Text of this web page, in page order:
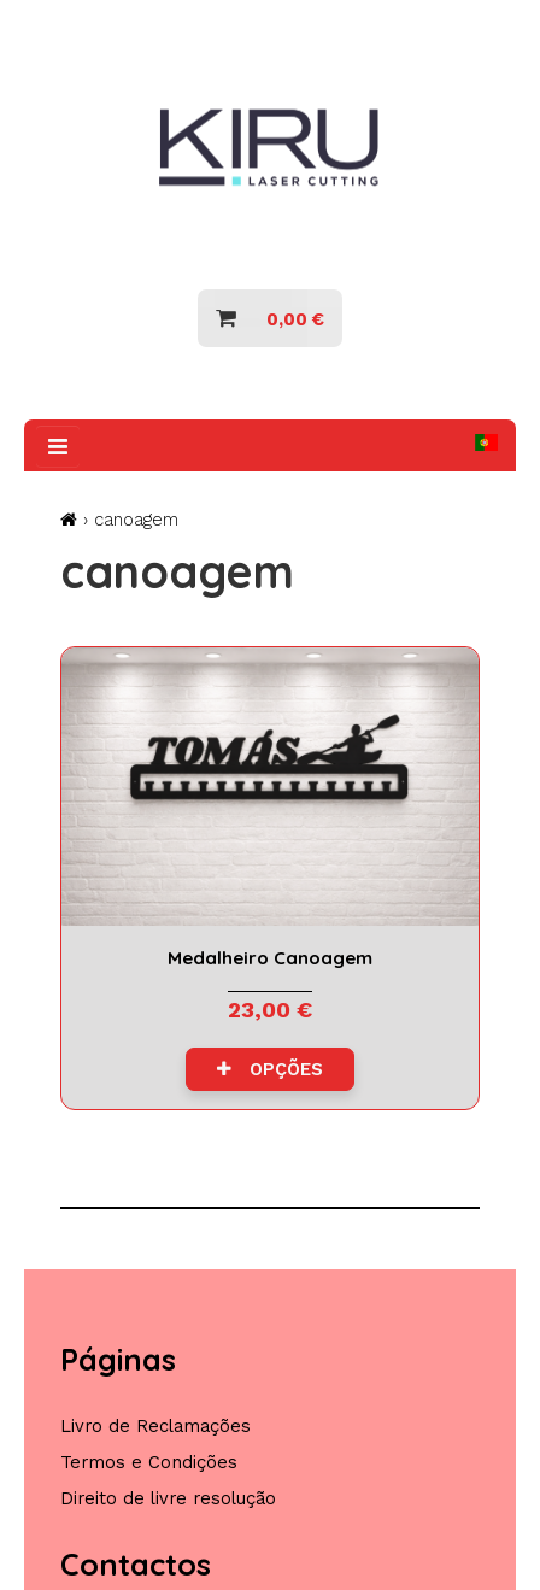
0,00 €
SILHUETAS DESPORTIVAS
› canoagem
canoagem
Medalheiro Canoagem
23,00 €
OPÇÕES
Páginas
Livro de Reclamações
Termos e Condições
Direito de livre resolução
Contactos